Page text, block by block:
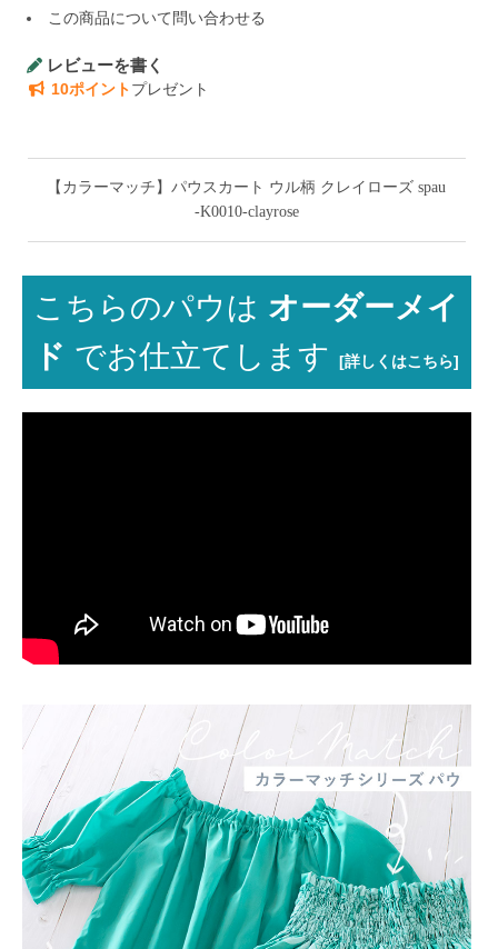
この商品について問い合わせる
レビューを書く
10ポイントプレゼント
【カラーマッチ】パウスカート ウル柄 クレイローズ spau
-K0010-clayrose
こちらのパウは オーダーメイ
ド でお仕立てします[詳しくはこちら]